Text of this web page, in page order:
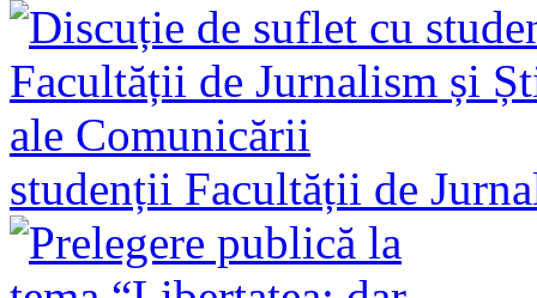
studenții Facultății de